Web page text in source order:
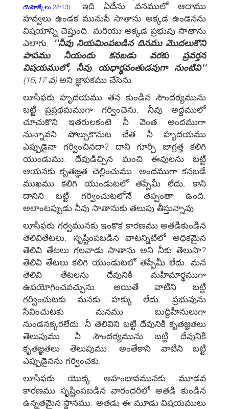
యెహెజ్కేలు 28:13)
. ఇది ఏదేను వనములో ఆదాము
హవ్వలు ఉండక మునుపే సాతాను అక్కడ ఉండెనను
విషయాన్ని చెప్తుంది. మరియు అక్కడ ప్రభువు సాతాను
ఎలాగు,
''నీవు నియమింపబడిన దినము మొదలుకొని
పాపము నీయందు కనబడు వరకు ప్రవర్తన
విషయములో, నీవు యధార్థవంతుడవుగా నుంటివి''
(16,17 వ)అని జ్ఞాపకము చేసెను.
లూసిఫరు హృదయము తన కుండిన సౌందర్యమును
బట్టి ప్రప్రథమముగా గర్వించెను. నీవు అద్దములో
చూచుకొని ఇతరులకంటె నీ వెంత అందముగా
నున్నావని పోల్చుకొనుట చేత నీ హృదయము
ఎప్పుడైనా గర్వించినదా? దాని గూర్చి జాగ్రత్త కలిగి
యుండుము. దేవుడిచ్చిన మంచి ఈవులను బట్టి
ఆయనకు కృతజ్ఞత చెల్లించుము. అందముగా కనబడే
ముఖము కలిగి యుండుటలో తప్పేమీ లేదు. కాని
దానిని బట్టి గర్వించుటలోనే తప్పంతా ఉంది.
అలాంటప్పుడు నీవు సాతానుకు తలుపు తీస్తున్నావు.
లూసిఫరు గర్వమునకు ఇంకొక కారణము అతడికుండిన
తెలివితేటలు. సృష్టింపబడిన వాటన్నిటిలో అధికమైన
తెలివి తేటలు గలవాడు సాతాను అని నీకు తెలుసా?
తెలివి తేటలు కలిగి యుండుటలో తప్పేమీ లేదు. మన
తెలివి తేటలను దేవునికి మహిమార్థముగా
ఉపయోగించవచ్చును. అయితే వాటిని బట్టి
గర్వించుటకు మనకు హక్కు లేదు. ప్రభువును
సేవించుటకు మనము బుద్దిహీనులుగా
నుండనక్కరలేదు. నీ తెలివిని బట్టి దేవునికి కృతజ్ఞతలు
తెలుపుము, నీ సౌందర్యమును బట్టి దేవునికి
కృతజ్ఞతలు తెలుపుము. అంతేకాని వాటిని బట్టి
ఎప్పుడైనను గర్వించకు.
లూసిఫరు యొక్క అహంభావమునకు మూడవ
కారణము సృష్టింపబడిన వారందరిలో అతడి కుండిన
ఉన్నతమైన స్థానము. అతడు ఈ మూడు విషయములు